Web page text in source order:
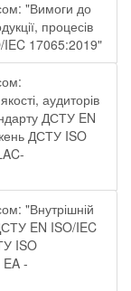
"Вимоги до
процесів
IEC 17065:2019"
аудиторів
ДСТУ EN
ДСТУ ISO
"Внутрішній
EN ISO/IEC
ISO
-